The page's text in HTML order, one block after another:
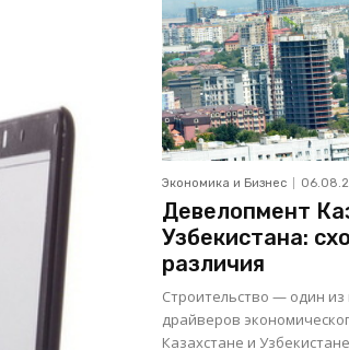
Экономика и Бизнес
Девелопмент
Узбекистана:
различия
Строительство — один
драйверов
Казахстане и